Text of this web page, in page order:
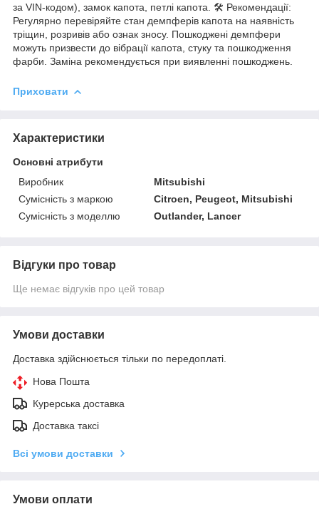
за VIN-кодом), замок капота, петлі капота. 🛠 Рекомендації:
Регулярно перевіряйте стан демпферів капота на наявність
тріщин, розривів або ознак зносу. Пошкоджені демпфери
можуть призвести до вібрації капота, стуку та пошкодження
фарби. Заміна рекомендується при виявленні пошкоджень.
Приховати
Характеристики
Основні атрибути
Виробник
Mitsubishi
Сумісність з маркою
Citroen, Peugeot, Mitsubishi
Сумісність з моделлю
Outlander, Lancer
Відгуки про товар
Ще немає відгуків про цей товар
Умови доставки
Доставка здійснюється тільки по передоплаті.
Нова Пошта
Курерська доставка
Доставка таксі
Всі умови доставки
Умови оплати